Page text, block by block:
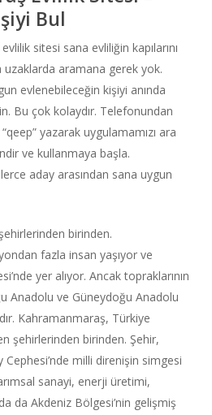
Bul
sitesi sana evliliğin kapılarını
uzaklarda aramana gerek yok.
evlenebileceğin kişiyi anında
Bu çok kolaydır. Telefonundan
yazarak uygulamamızı ara
ve kullanmaya başla.
aday arasından sana uygun
birinden.
fazla insan yaşıyor ve
yer alıyor. Ancak topraklarının
Anadolu ve Güneydoğu Anadolu
Kahramanmaraş, Türkiye
şehirlerinden birinden. Şehir,
Cephesi’nde milli direnişin simgesi
sanayi, enerji üretimi,
da Akdeniz Bölgesi’nin gelişmiş